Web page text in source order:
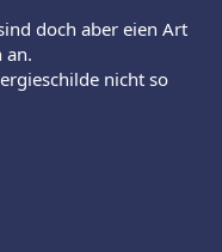
doch aber eien Art
an.
nicht so